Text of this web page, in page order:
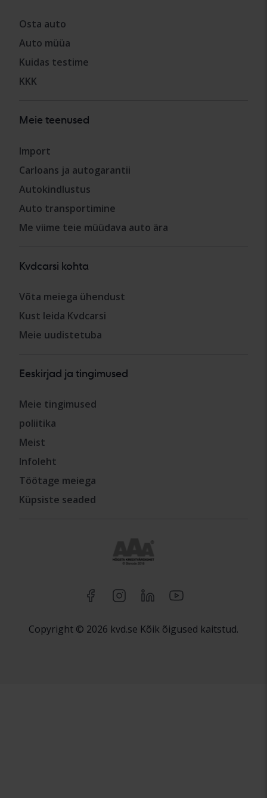
Osta auto
Auto müüa
Kuidas testime
KKK
Meie teenused
Import
Carloans ja autogarantii
Autokindlustus
Auto transportimine
Me viime teie müüdava auto ära
Kvdcarsi kohta
Võta meiega ühendust
Kust leida Kvdcarsi
Meie uudistetuba
Eeskirjad ja tingimused
Meie tingimused
poliitika
Meist
Infoleht
Töötage meiega
Küpsiste seaded
Copyright © 2026 kvd.se Kõik õigused kaitstud.